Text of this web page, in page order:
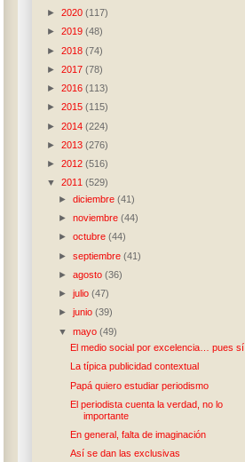
► 2020 (117)
► 2019 (48)
► 2018 (74)
► 2017 (78)
► 2016 (113)
► 2015 (115)
► 2014 (224)
► 2013 (276)
► 2012 (516)
▼ 2011 (529)
►diciembre(41)
►noviembre(44)
►octubre(44)
►septiembre(41)
►agosto(36)
►julio(47)
►junio(39)
▼mayo(49)
El medio social por excelencia… pues sí
La típica publicidad contextual
Papá quiero estudiar periodismo
El periodista cuenta la verdad, no lo
importante
En general, falta de imaginación
Así se dan las exclusivas